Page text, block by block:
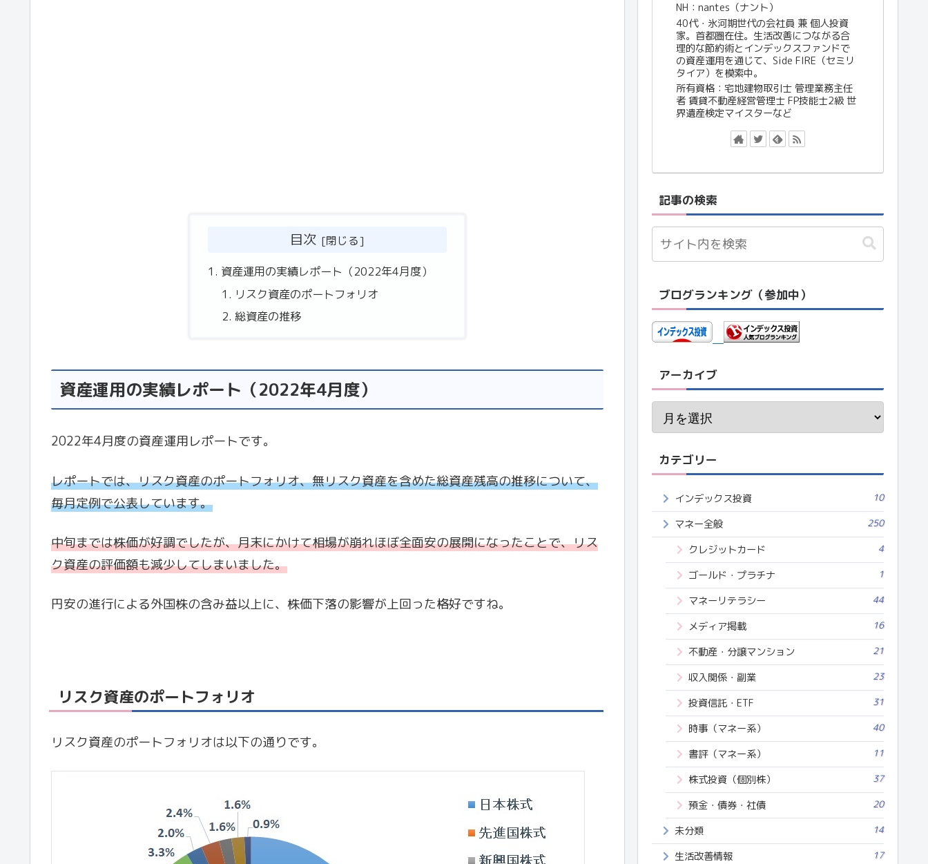
目次
資産運用の実績レポート（2022年4月度）
リスク資産のポートフォリオ
総資産の推移
資産運用の実績レポート（2022年4月度）
2022年4月度の資産運用レポートです。
レポートでは、リスク資産のポートフォリオ、無リスク資産を含めた総資産残高の推移について、
毎月定例で公表しています。
中旬までは株価が好調でしたが、月末にかけて相場が崩れほぼ全面安の展開になったことで、リス
ク資産の評価額も減少してしまいました。
円安の進行による外国株の含み益以上に、株価下落の影響が上回った格好ですね。
リスク資産のポートフォリオ
リスク資産のポートフォリオは以下の通りです。
NH：nantes（ナント）
40代・氷河期世代の会社員 兼 個人投資
家。首都圏在住。生活改善につながる合
理的な節約術とインデックスファンドで
の資産運用を通じて、Side FIRE（セミリ
タイア）を模索中。
所有資格：宅地建物取引士 管理業務主任
者 賃貸不動産経営管理士 FP技能士2級 世
界遺産検定マイスターなど
記事の検索
ブログランキング（参加中）
アーカイブ
カテゴリー
インデックス投資 10
マネー全般 250
クレジットカード 4
ゴールド・プラチナ 1
マネーリテラシー 44
メディア掲載 16
不動産・分譲マンション 21
収入関係・副業 23
投資信託・ETF 31
時事（マネー系） 40
書評（マネー系） 11
株式投資（個別株） 37
預金・債券・社債 20
未分類 14
生活改善情報 17